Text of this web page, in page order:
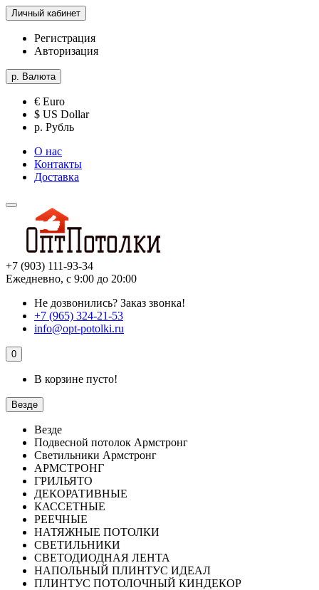
Личный кабинет
Регистрация
Авторизация
р. Валюта
€ Euro
$ US Dollar
р. Рубль
О нас
Контакты
Доставка
+7 (903) 111-93-34
Ежедневно, с 9:00 до 20:00
Не дозвонились? Заказ звонка!
+7 (965) 324-21-53
info@opt-potolki.ru
0
В корзине пусто!
Везде
Везде
Подвесной потолок Армстронг
Светильники Армстронг
АРМСТРОНГ
ГРИЛЬЯТО
ДЕКОРАТИВНЫЕ
КАССЕТНЫЕ
РЕЕЧНЫЕ
НАТЯЖНЫЕ ПОТОЛКИ
СВЕТИЛЬНИКИ
СВЕТОДИОДНАЯ ЛЕНТА
НАПОЛЬНЫЙ ПЛИНТУС ИДЕАЛ
ПЛИНТУС ПОТОЛОЧНЫЙ КИНДЕКОР